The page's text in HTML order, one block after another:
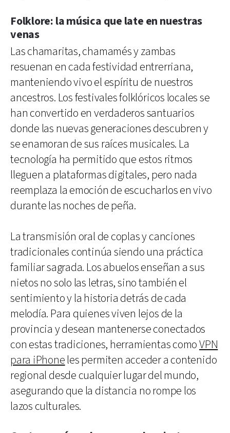
Folklore: la música que late en nuestras
venas
Las chamaritas, chamamés y zambas
resuenan en cada festividad entrerriana,
manteniendo vivo el espíritu de nuestros
ancestros. Los festivales folklóricos locales se
han convertido en verdaderos santuarios
donde las nuevas generaciones descubren y
se enamoran de sus raíces musicales. La
tecnología ha permitido que estos ritmos
lleguen a plataformas digitales, pero nada
reemplaza la emoción de escucharlos en vivo
durante las noches de peña.
La transmisión oral de coplas y canciones
tradicionales continúa siendo una práctica
familiar sagrada. Los abuelos enseñan a sus
nietos no solo las letras, sino también el
sentimiento y la historia detrás de cada
melodía. Para quienes viven lejos de la
provincia y desean mantenerse conectados
con estas tradiciones, herramientas comoVPN
para iPhoneles permiten acceder a contenido
regional desde cualquier lugar del mundo,
asegurando que la distancia no rompe los
lazos culturales.